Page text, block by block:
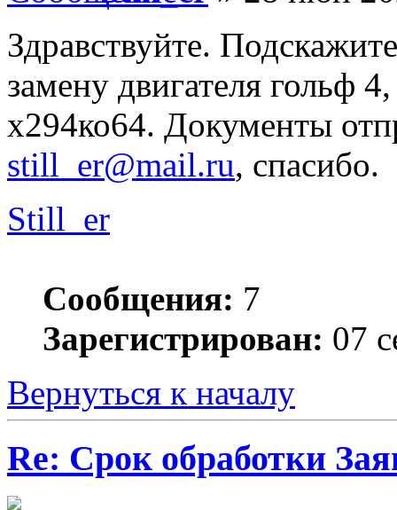
Здравствуйте.
замену двигателя гольф
х294ко64. Документы
still_er@mail.ru, спасибо.
Still_er
Сообщения: 7
Зарегистрирован: 07
Вернуться к началу
Re: Срок обработки